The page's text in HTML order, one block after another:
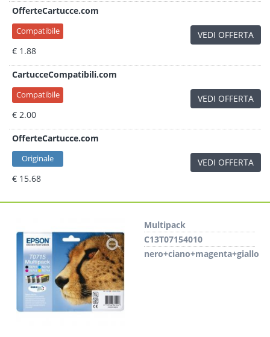
OfferteCartucce.com
Compatibile
€ 1.88
VEDI OFFERTA
CartucceCompatibili.com
Compatibile
€ 2.00
VEDI OFFERTA
OfferteCartucce.com
Originale
€ 15.68
VEDI OFFERTA
Multipack
C13T07154010
nero+ciano+magenta+giallo